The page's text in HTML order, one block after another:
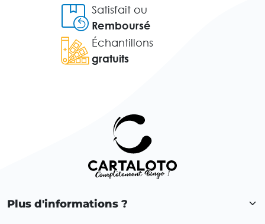
Satisfait ou
Remboursé
Échantillons
gratuits
Plus d'informations ?